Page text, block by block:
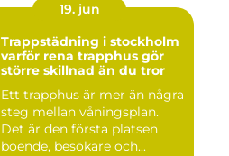
19. jun
Trappstädning i stockholm
varför rena trapphus gör
större skillnad än du tror
Ett trapphus är mer än några
steg mellan våningsplan.
Det är den första platsen
boende, besökare och...